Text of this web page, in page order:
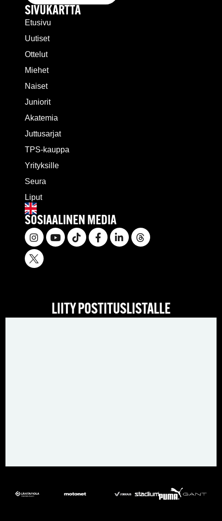
SIVUKARTTA
Etusivu
Uutiset
Ottelut
Miehet
Naiset
Juniorit
Akatemia
Juttusarjat
TPS-kauppa
Yrityksille
Seura
Liput
SOSIAALINEN MEDIA
LIITY POSTITUSLISTALLE